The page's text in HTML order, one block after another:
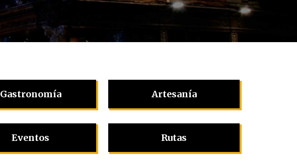
Gastronomía Artesanía
Eventos Rutas